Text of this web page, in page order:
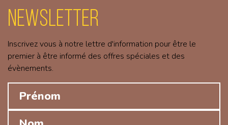
Newsletter
Inscrivez vous à notre lettre d'information pour être le
premier à être informé des offres spéciales et des
évènements.